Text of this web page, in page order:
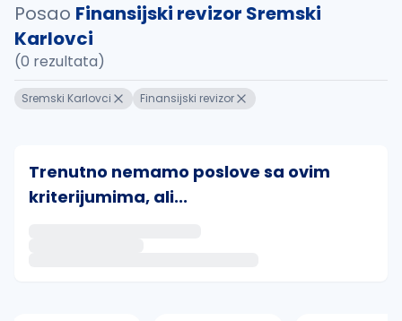
Posao Finansijski revizor Sremski
Karlovci
(0 rezultata)
Sremski Karlovci Finansijski revizor
Trenutno nemamo poslove sa ovim
kriterijumima, ali...